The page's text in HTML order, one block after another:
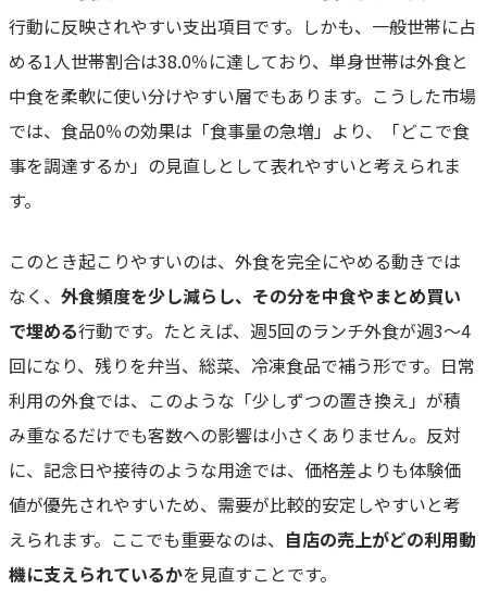
行動に反映されやすい支出項目です。しかも、一般世帯に占
める1人世帯割合は38.0％に達しており、単身世帯は外食と
中食を柔軟に使い分けやすい層でもあります。こうした市場
では、食品0％の効果は「食事量の急増」より、「どこで食
事を調達するか」の見直しとして表れやすいと考えられま
す。
このとき起こりやすいのは、外食を完全にやめる動きでは
なく、 外食頻度を少し減らし、その分を中食やまとめ買い
で埋める行動です。たとえば、週5回のランチ外食が週3〜4
回になり、残りを弁当、総菜、冷凍食品で補う形です。日常
利用の外食では、このような「少しずつの置き換え」が積
み重なるだけでも客数への影響は小さくありません。反対
に、記念日や接待のような用途では、価格差よりも体験価
値が優先されやすいため、需要が比較的安定しやすいと考
えられます。ここでも重要なのは、 自店の売上がどの利用動
機に支えられているかを見直すことです。